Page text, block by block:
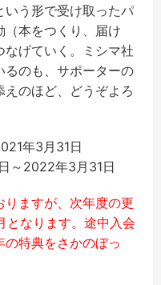
いう形で受け取ったパ
（本をつくり、届け
なげていく。ミシマ社
るのも、サポーターの
のほど、どうぞよろ
年3月31日
～2022年3月31日
りますが、次年度の更
なります。途中入会
特典をさかのぼっ